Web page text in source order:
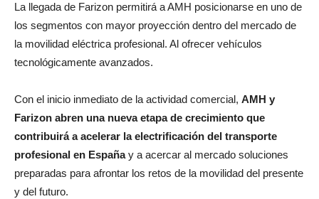
La llegada de Farizon permitirá a AMH posicionarse en uno de
los segmentos con mayor proyección dentro del mercado de
la movilidad eléctrica profesional. Al ofrecer vehículos
tecnológicamente avanzados.
Con el inicio inmediato de la actividad comercial, AMH y
Farizon abren una nueva etapa de crecimiento que
contribuirá a acelerar la electrificación del transporte
profesional en Españay a acercar al mercado soluciones
preparadas para afrontar los retos de la movilidad del presente
y del futuro.